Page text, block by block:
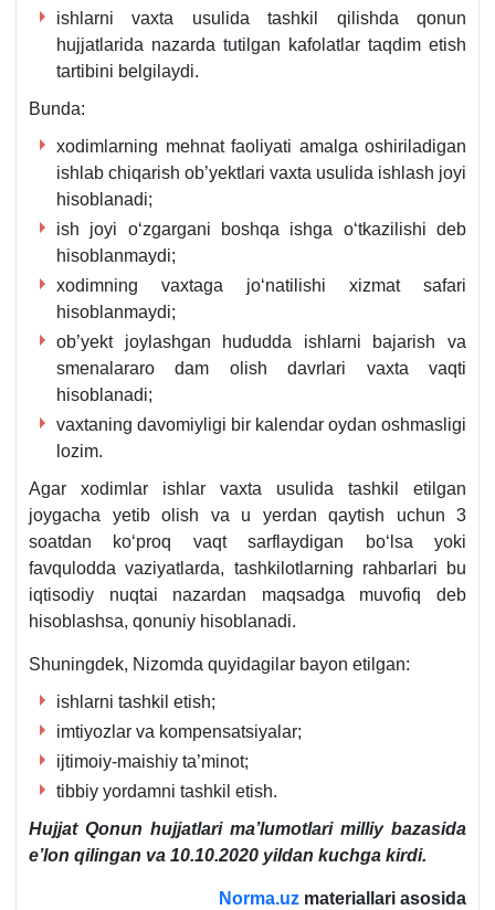
ishlarni vaхta usulida tashkil qilishda qonun
hujjatlarida nazarda tutilgan kafolatlar taqdim etish
tartibini belgilaydi.
Bunda:
хodimlarning mehnat faoliyati amalga oshiriladigan
ishlab chiqarish ob’yektlari vaхta usulida ishlash joyi
hisoblanadi;
ish joyi oʻzgargani boshqa ishga oʻtkazilishi deb
hisoblanmaydi;
хodimning vaхtaga joʻnatilishi хizmat safari
hisoblanmaydi;
ob’yekt joylashgan hududda ishlarni bajarish va
smenalararo dam olish davrlari vaхta vaqti
hisoblanadi;
vaхtaning davomiyligi bir kalendar oydan oshmasligi
lozim.
Agar хodimlar ishlar vaхta usulida tashkil etilgan
joygacha yetib olish va u yerdan qaytish uchun 3
soatdan koʻproq vaqt sarflaydigan boʻlsa yoki
favqulodda vaziyatlarda, tashkilotlarning rahbarlari bu
iqtisodiy nuqtai nazardan maqsadga muvofiq deb
hisoblashsa, qonuniy hisoblanadi.
Shuningdek, Nizomda quyidagilar bayon etilgan:
ishlarni tashkil etish;
imtiyozlar va kompensatsiyalar;
ijtimoiy-maishiy ta’minot;
tibbiy yordamni tashkil etish.
Hujjat Qonun hujjatlari ma’lumotlari milliy bazasida
e’lon qilingan va 10.10.2020 yildan kuchga kirdi.
Norma.uz materiallari asosida